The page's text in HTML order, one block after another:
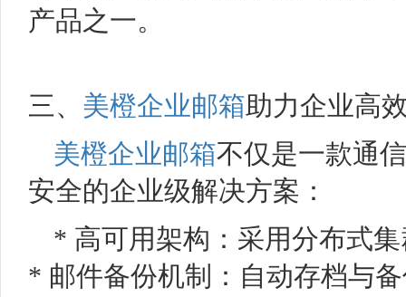
产品之一。
三、 美橙企业邮箱助力企业高
美橙企业邮箱不仅是一款通
安全的企业级解决方案：
* 高可用架构：采用分布式
* 邮件备份机制：自动存档与